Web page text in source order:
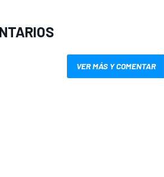
VER MÁS Y COMENTAR